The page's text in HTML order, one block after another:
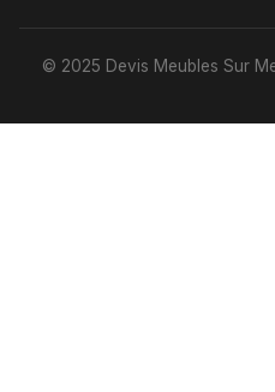
© 2025 Devis Meubles Sur